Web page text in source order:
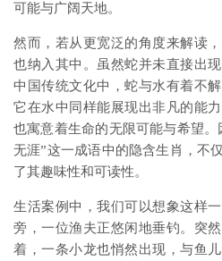
可能与广阔天地。
然而，若从更宽泛的角度来解读
也纳入其中。虽然蛇并未直接出
中国传统文化中，蛇与水有着不
它在水中同样能展现出非凡的能
也寓意着生命的无限可能与希望
无涯”这一成语中的隐含生肖，不
了其趣味性和可读性。
生活案例中，我们可以想象这样
旁，一位渔夫正悠闲地垂钓。突
着，一条小龙也悄然出现，与鱼